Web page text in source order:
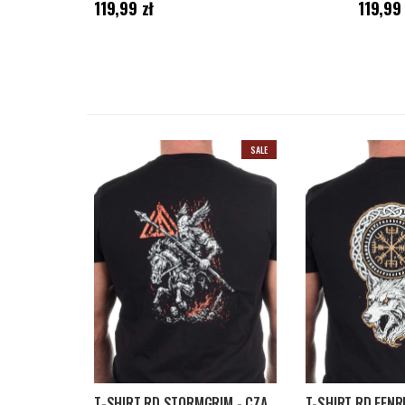
Cena :119,99 zł
119,99 zł
Cena :
119,99
SALE